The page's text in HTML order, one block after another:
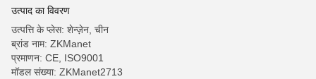
उत्पाद का विवरण
उत्पत्ति के प्लेस: शेन्ज़ेन, चीन
ब्रांड नाम: ZKManet
प्रमाणन: CE, ISO9001
मॉडल संख्या: ZKManet2713